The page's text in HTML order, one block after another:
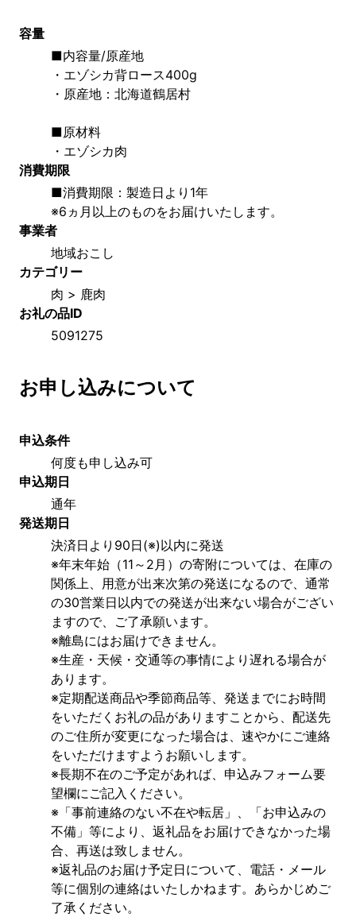
容量
■内容量/原産地
・エゾシカ背ロース400g
・原産地：北海道鶴居村
■原材料
・エゾシカ肉
消費期限
■消費期限：製造日より1年
※6ヵ月以上のものをお届けいたします。
事業者
地域おこし
カテゴリー
肉 > 鹿肉
お礼の品ID
5091275
お申し込みについて
申込条件
何度も申し込み可
申込期日
通年
発送期日
決済日より90日(※)以内に発送
※年末年始（11～2月）の寄附については、在庫の
関係上、用意が出来次第の発送になるので、通常
の30営業日以内での発送が出来ない場合がござい
ますので、ご了承願います。
※離島にはお届けできません。
※生産・天候・交通等の事情により遅れる場合が
あります。
※定期配送商品や季節商品等、発送までにお時間
をいただくお礼の品がありますことから、配送先
のご住所が変更になった場合は、速やかにご連絡
をいただけますようお願いします。
※長期不在のご予定があれば、申込みフォーム要
望欄にご記入ください。
※「事前連絡のない不在や転居」、「お申込みの
不備」等により、返礼品をお届けできなかった場
合、再送は致しません。
※返礼品のお届け予定日について、電話・メール
等に個別の連絡はいたしかねます。あらかじめご
了承ください。